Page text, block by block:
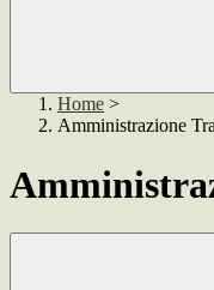
Home >
Amministrazione